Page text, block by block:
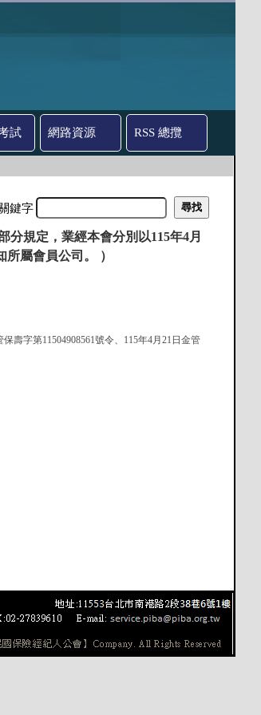
試 網路資源 RSS 總攬
鍵字
規定，業經本會分別以115年4月
屬會員公司。 ）
壽字第11504908561號令、115年4月21日金管